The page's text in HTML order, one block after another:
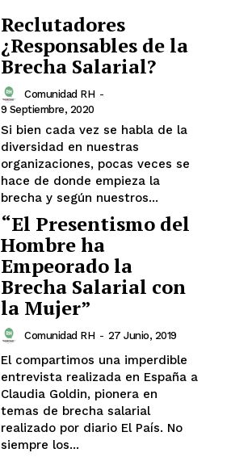
Reclutadores
¿Responsables de la
Brecha Salarial?
Comunidad RH -
9 Septiembre, 2020
Si bien cada vez se habla de la
diversidad en nuestras
organizaciones, pocas veces se
hace de donde empieza la
brecha y según nuestros...
“El Presentismo del
Hombre ha
Empeorado la
Brecha Salarial con
la Mujer”
Comunidad RH - 27 Junio, 2019
El compartimos una imperdible
entrevista realizada en España a
Claudia Goldin, pionera en
temas de brecha salarial
realizado por diario El País. No
siempre los...